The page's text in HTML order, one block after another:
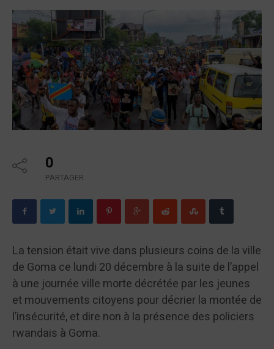
0
PARTAGER
La tension était vive dans plusieurs coins de la ville
de Goma ce lundi 20 décembre à la suite de l’appel
à une journée ville morte décrétée par les jeunes
et mouvements citoyens pour décrier la montée de
l’insécurité, et dire non à la présence des policiers
rwandais à Goma.